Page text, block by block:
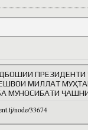
ПРЕЗИДЕНТИ
МИЛЛАТ
МУНОСИБАТИ
node/33674